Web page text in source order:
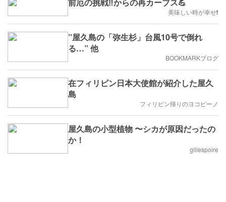
美味しい時が幸せ❗️
”屋久島の「弥生杉」台風10号で倒れ
る…” 他
BOOKMARKブログ
在フィリピン日本大使館が紹介した屋久
島
フィリピン帰りのヨコピーノ
屋久島の小型植物 〜シカが原因だったの
か！
gillespoire